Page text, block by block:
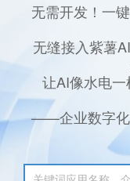
无需开发！一
无缝接入紫薯
让AI像水电一
——企业数字化